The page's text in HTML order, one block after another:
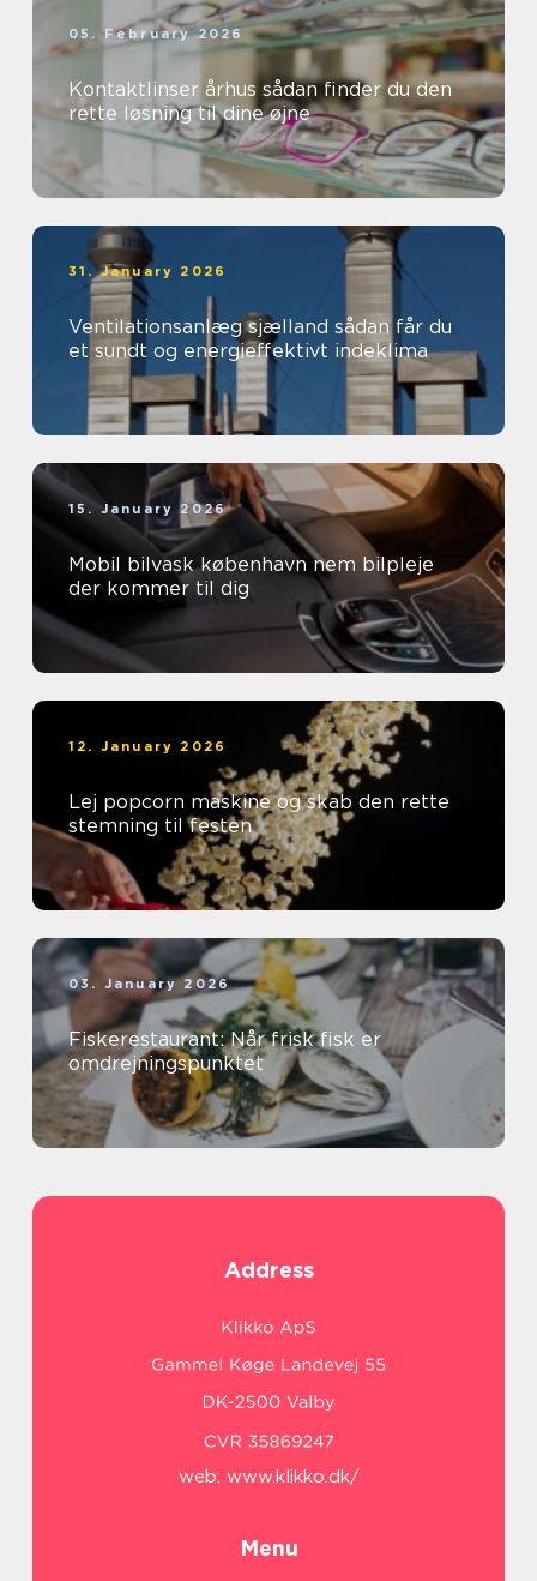
05. February 2026
Kontaktlinser århus sådan finder du den
rette løsning til dine øjne
31. January 2026
Ventilationsanlæg sjælland sådan får du
et sundt og energieffektivt indeklima
15. January 2026
Mobil bilvask københavn nem bilpleje
der kommer til dig
12. January 2026
Lej popcorn maskine og skab den rette
stemning til festen
03. January 2026
Fiskerestaurant: Når frisk fisk er
omdrejningspunktet
Address
web: www.klikko.dk/
Menu